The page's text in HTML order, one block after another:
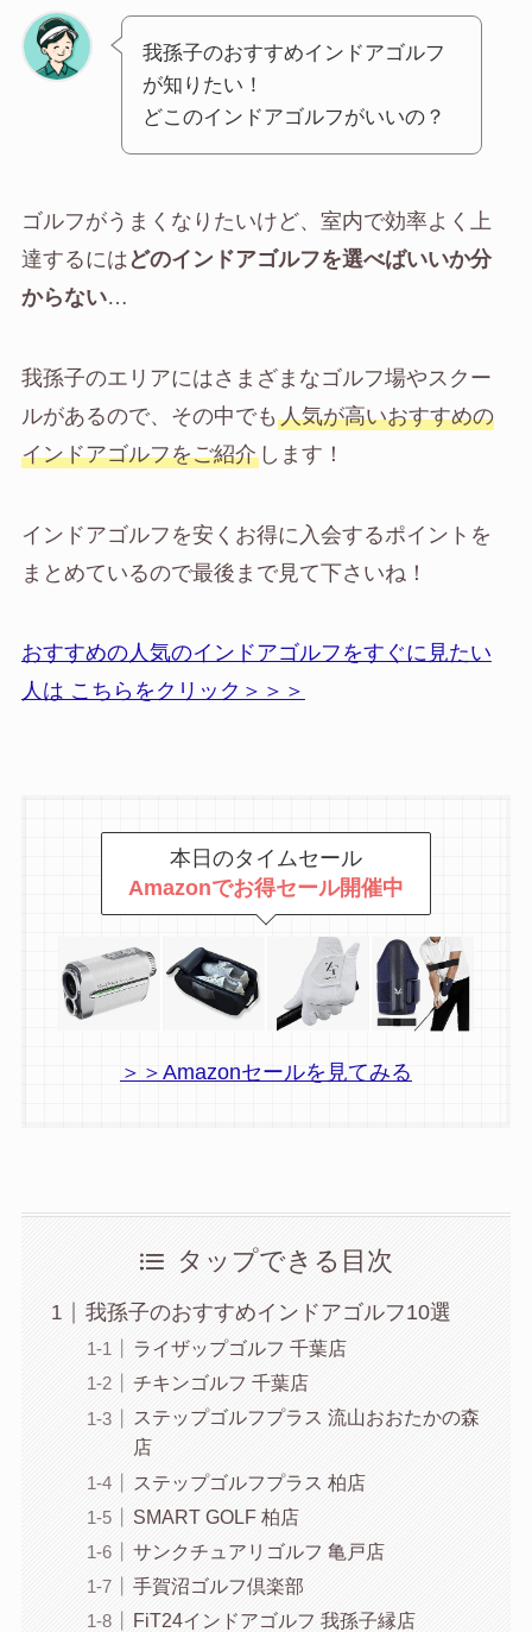
我孫子のおすすめインドアゴルフ
が知りたい！
どこのインドアゴルフがいいの？
ゴルフがうまくなりたいけど、室内で効率よく上
達するには どのインドアゴルフを選べばいいか分
からない…
我孫子のエリアにはさまざまなゴルフ場やスクー
ルがあるので、その中でも 人気が高いおすすめの
インドアゴルフをご紹介します！
インドアゴルフを安くお得に入会するポイントを
まとめているので最後まで見て下さいね！
おすすめの人気のインドアゴルフをすぐに見たい
人は こちらをクリック＞＞＞
本日のタイムセール
Amazonでお得セール開催中
＞＞Amazonセールを見てみる
タップできる目次
我孫子のおすすめインドアゴルフ10選
ライザップゴルフ 千葉店
チキンゴルフ 千葉店
ステップゴルフプラス 流山おおたかの森
店
ステップゴルフプラス 柏店
SMART GOLF 柏店
サンクチュアリゴルフ 亀戸店
手賀沼ゴルフ倶楽部
FiT24インドアゴルフ 我孫子縁店